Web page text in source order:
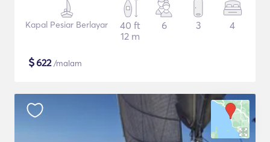
Kapal Pesiar Berlayar
40 ft
12 m
6 3 4
$622/malam